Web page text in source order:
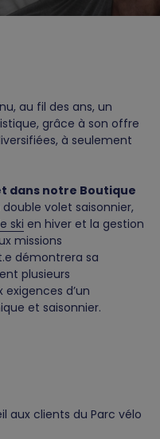
au fil des ans, un
grâce à son offre
à seulement
dans notre Boutique
volet saisonnier,
ski en hiver et la gestion
missions
démontrera sa
plusieurs
d’un
et saisonnier.
aux clients du Parc vélo